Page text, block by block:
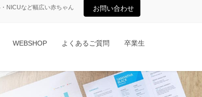
NICUなど幅広い赤ちゃん
お問い合わせ
WEBSHOP よくあるご質問 卒業生